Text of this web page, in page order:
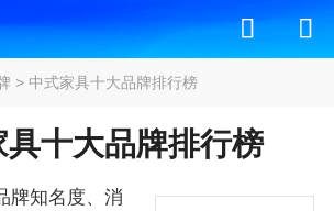
> 中式家具十大品牌排行榜
具十大品牌排行榜
牌知名度、消